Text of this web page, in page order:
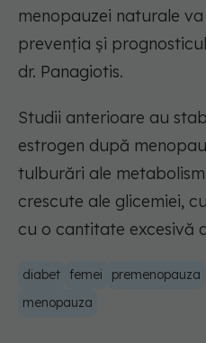
menopauzei naturale
prevenția și
dr. Panagiotis.
Studii anterioare au
estrogen după
tulburări ale
crescute ale glicemiei,
cu o cantitate excesivă
diabet femei premenopauza
menopauza